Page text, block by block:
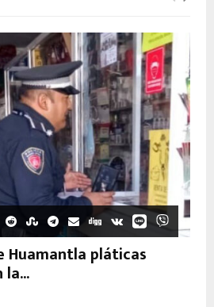
Huamantla pláticas